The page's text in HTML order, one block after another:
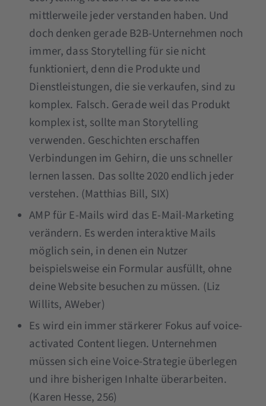
mittlerweile jeder verstanden haben. Und
doch denken gerade B2B-Unternehmen noch
immer, dass Storytelling für sie nicht
funktioniert, denn die Produkte und
Dienstleistungen, die sie verkaufen, sind zu
komplex. Falsch. Gerade weil das Produkt
komplex ist, sollte man Storytelling
verwenden. Geschichten erschaffen
Verbindungen im Gehirn, die uns schneller
lernen lassen. Das sollte 2020 endlich jeder
verstehen. (Matthias Bill, SIX)
AMP für E-Mails wird das E-Mail-Marketing
verändern. Es werden interaktive Mails
möglich sein, in denen ein Nutzer
beispielsweise ein Formular ausfüllt, ohne
deine Website besuchen zu müssen. (Liz
Willits, AWeber)
Es wird ein immer stärkerer Fokus auf voice-
activated Content liegen. Unternehmen
müssen sich eine Voice-Strategie überlegen
und ihre bisherigen Inhalte überarbeiten.
(Karen Hesse, 256)